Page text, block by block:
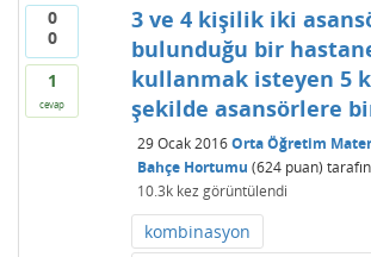
0
0
1
cevap
3 ve 4 kişilik iki
bulunduğu bir
kullanmak isteyen 5
şekilde asansörlere
29 Ocak 2016 Orta Öğretim
Bahçe Hortumu (624puan)
10.3kkez görüntülendi
kombinasyon